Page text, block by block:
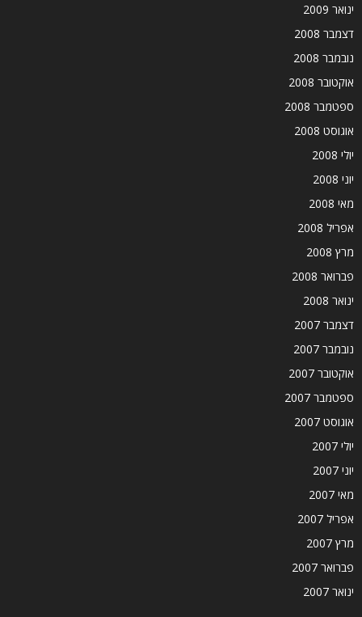
ינואר 2009
דצמבר 2008
נובמבר 2008
אוקטובר 2008
ספטמבר 2008
אוגוסט 2008
יולי 2008
יוני 2008
מאי 2008
אפריל 2008
מרץ 2008
פברואר 2008
ינואר 2008
דצמבר 2007
נובמבר 2007
אוקטובר 2007
ספטמבר 2007
אוגוסט 2007
יולי 2007
יוני 2007
מאי 2007
אפריל 2007
מרץ 2007
פברואר 2007
ינואר 2007